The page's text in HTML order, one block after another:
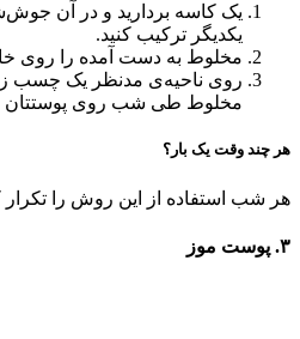
یک کاسه بردارید و در آن
یکدیگر ترکیب کنید.
مخلوط به دست آمده را روی
روی ناحیه‌ی مدنظر یک چسب
مخلوط طی شب روی پوستتان
هر چند وقت یک بار؟
هر شب استفاده از این روش را تکرار
۳. پوست موز